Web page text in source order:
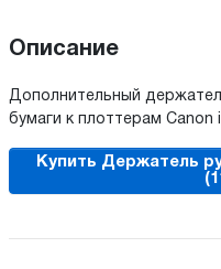
Описание
Дополнительный
бумаги к плоттерам Canon
Купить Держатель